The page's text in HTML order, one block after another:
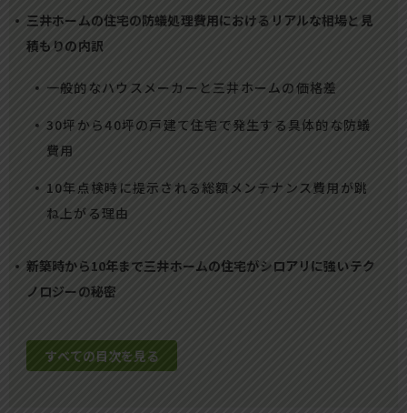
三井ホームの住宅の防蟻処理費用におけるリアルな相場と見
積もりの内訳
一般的なハウスメーカーと三井ホームの価格差
30坪から40坪の戸建て住宅で発生する具体的な防蟻
費用
10年点検時に提示される総額メンテナンス費用が跳
ね上がる理由
新築時から10年まで三井ホームの住宅がシロアリに強いテク
ノロジーの秘密
すべての目次を見る